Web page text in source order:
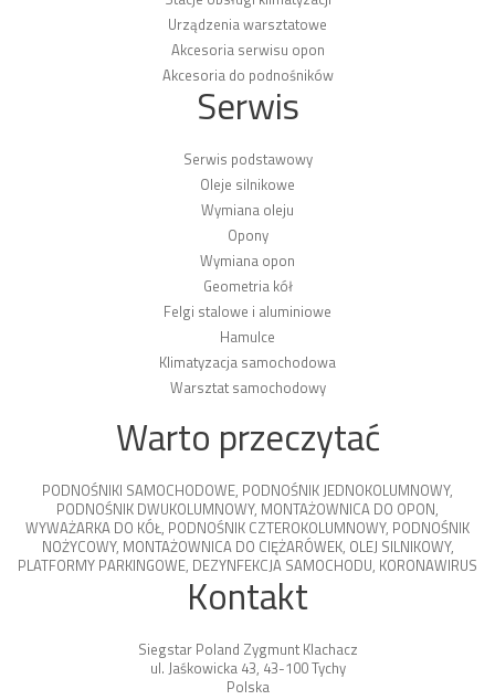
Urządzenia warsztatowe
Akcesoria serwisu opon
Akcesoria do podnośników
Serwis
Serwis podstawowy
Oleje silnikowe
Wymiana oleju
Opony
Wymiana opon
Geometria kół
Felgi stalowe i aluminiowe
Hamulce
Klimatyzacja samochodowa
Warsztat samochodowy
Warto przeczytać
PODNOŚNIKI SAMOCHODOWE, PODNOŚNIK JEDNOKOLUMNOWY,
PODNOŚNIK DWUKOLUMNOWY, MONTAŻOWNICA DO OPON,
WYWAŻARKA DO KÓŁ, PODNOŚNIK CZTEROKOLUMNOWY, PODNOŚNIK
NOŻYCOWY, MONTAŻOWNICA DO CIĘŻARÓWEK, OLEJ SILNIKOWY,
PLATFORMY PARKINGOWE, DEZYNFEKCJA SAMOCHODU, KORONAWIRUS
Kontakt
Siegstar Poland Zygmunt Klachacz
ul. Jaśkowicka 43, 43-100 Tychy
Polska